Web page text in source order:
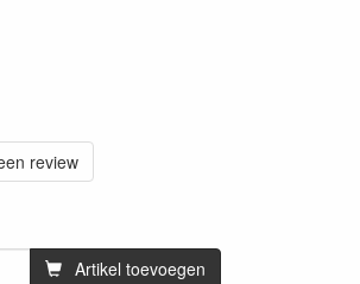
review
Artikel toevoegen